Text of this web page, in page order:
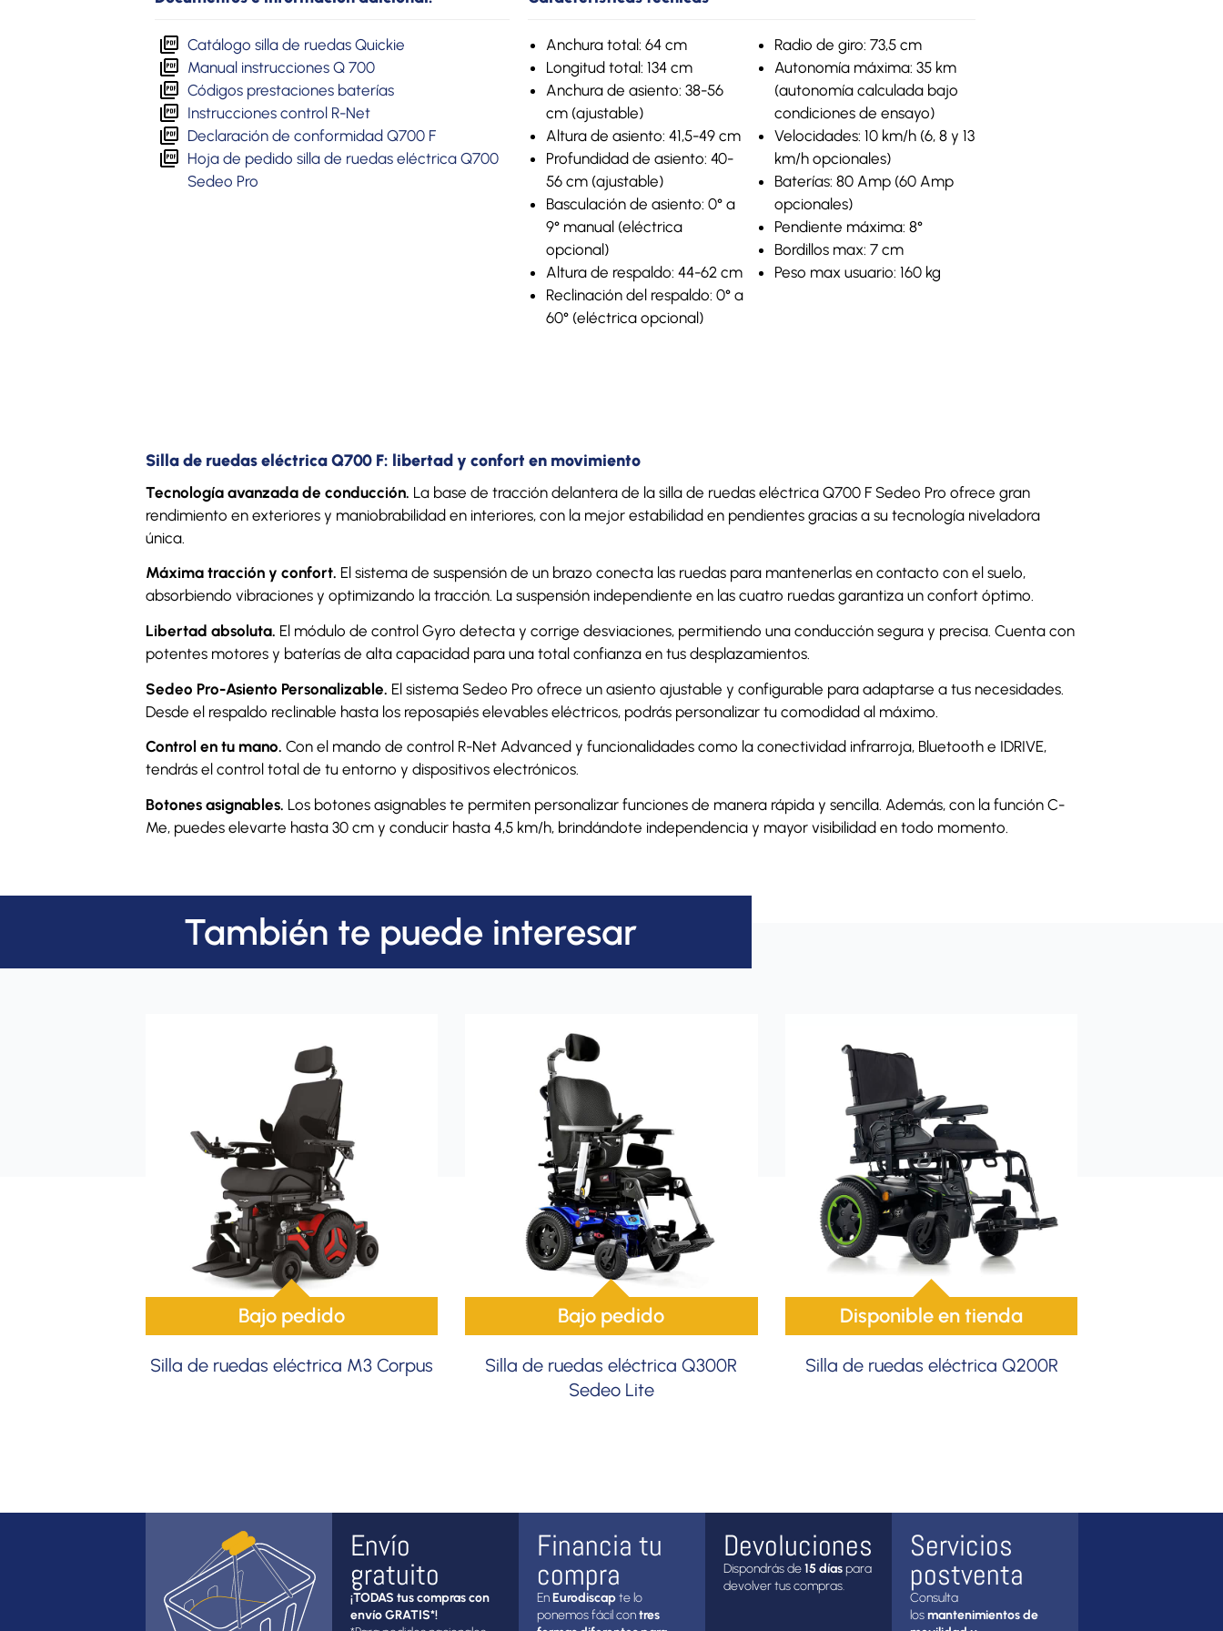
Catálogo silla de ruedas Quickie
Manual instrucciones Q 700
Códigos prestaciones baterías
Instrucciones control R-Net
Declaración de conformidad Q700 F
Hoja de pedido silla de ruedas eléctrica Q700
Sedeo Pro
Anchura total: 64 cm
Longitud total: 134 cm
Anchura de asiento: 38-56
cm (ajustable)
Altura de asiento: 41,5-49 cm
Profundidad de asiento: 40-
56 cm (ajustable)
Basculación de asiento: 0° a
9° manual (eléctrica
opcional)
Altura de respaldo: 44-62 cm
Reclinación del respaldo: 0° a
60° (eléctrica opcional)
Radio de giro: 73,5 cm
Autonomía máxima: 35 km
(autonomía calculada bajo
condiciones de ensayo)
Velocidades: 10 km/h (6, 8 y 13
km/h opcionales)
Baterías: 80 Amp (60 Amp
opcionales)
Pendiente máxima: 8°
Bordillos max: 7 cm
Peso max usuario: 160 kg
Silla de ruedas eléctrica Q700 F: libertad y confort en movimiento
Tecnología avanzada de conducción. La base de tracción delantera de la silla de ruedas eléctrica Q700 F Sedeo Pro ofrece gran
rendimiento en exteriores y maniobrabilidad en interiores, con la mejor estabilidad en pendientes gracias a su tecnología niveladora
única.
Máxima tracción y confort. El sistema de suspensión de un brazo conecta las ruedas para mantenerlas en contacto con el suelo,
absorbiendo vibraciones y optimizando la tracción. La suspensión independiente en las cuatro ruedas garantiza un confort óptimo.
Libertad absoluta. El módulo de control Gyro detecta y corrige desviaciones, permitiendo una conducción segura y precisa. Cuenta con
potentes motores y baterías de alta capacidad para una total confianza en tus desplazamientos.
Sedeo Pro-Asiento Personalizable. El sistema Sedeo Pro ofrece un asiento ajustable y configurable para adaptarse a tus necesidades.
Desde el respaldo reclinable hasta los reposapiés elevables eléctricos, podrás personalizar tu comodidad al máximo.
Control en tu mano. Con el mando de control R-Net Advanced y funcionalidades como la conectividad infrarroja, Bluetooth e IDRIVE,
tendrás el control total de tu entorno y dispositivos electrónicos.
Botones asignables. Los botones asignables te permiten personalizar funciones de manera rápida y sencilla. Además, con la función C-
Me, puedes elevarte hasta 30 cm y conducir hasta 4,5 km/h, brindándote independencia y mayor visibilidad en todo momento.
También te puede interesar
Bajo pedido
Silla de ruedas eléctrica M3 Corpus
Bajo pedido
Silla de ruedas eléctrica Q300R
Sedeo Lite
Disponible en tienda
Silla de ruedas eléctrica Q200R
Envío
gratuito
¡TODAS tus compras con
envío GRATIS*!
Financia tu
compra
EnEurodiscapte lo
ponemos fácil contres
Devoluciones
Dispondrás de15 díaspara
devolver tus compras.
Servicios
postventa
Consulta
losmantenimientos de